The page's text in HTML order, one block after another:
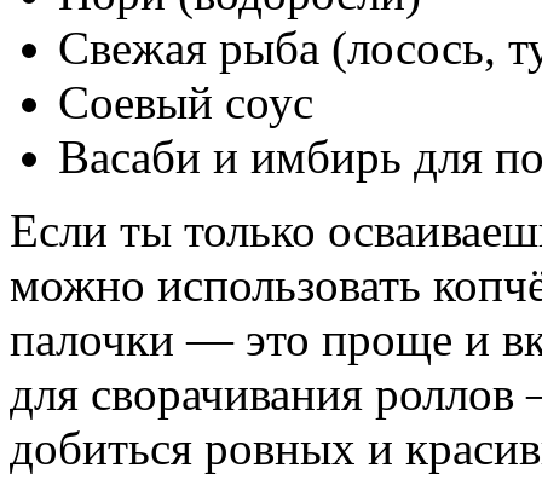
Свежая рыба (лосось,
Соевый соус
Васаби и имбирь для
Если ты только
можно использовать
палочки — это проще и
для сворачивания
добиться ровных и